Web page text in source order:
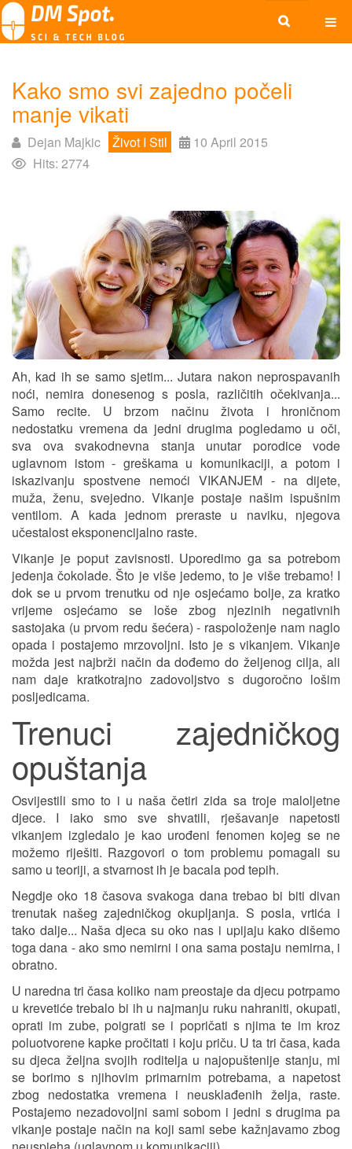
Kako smo svi zajedno počeli
manje vikati
Dejan Majkic Život I Stil
10 April 2015
Hits: 2774
Ah, kad ih se samo sjetim... Jutara nakon neprospavanih
noći, nemira donesenog s posla, različitih očekivanja...
Samo recite. U brzom načinu života i hroničnom
nedostatku vremena da jedni drugima pogledamo u oči,
sva ova svakodnevna stanja unutar porodice vode
uglavnom istom - greškama u komunikaciji, a potom i
iskazivanju spostvene nemoći VIKANJEM - na dijete,
muža, ženu, svejedno. Vikanje postaje našim ispušnim
ventilom. A kada jednom preraste u naviku, njegova
učestalost eksponencijalno raste.
Vikanje je poput zavisnosti. Uporedimo ga sa potrebom
jedenja čokolade. Što je više jedemo, to je više trebamo! I
dok se u prvom trenutku od nje osjećamo bolje, za kratko
vrijeme osjećamo se loše zbog njezinih negativnih
sastojaka (u prvom redu šećera) - raspoloženje nam naglo
opada i postajemo mrzovoljni. Isto je s vikanjem. Vikanje
možda jest najbrži način da dođemo do željenog cilja, ali
nam daje kratkotrajno zadovoljstvo s dugoročno lošim
posljedicama.
Trenuci zajedničkog
opuštanja
Osvijestili smo to i u naša četiri zida sa troje maloljetne
djece. I iako smo sve shvatili, rješavanje napetosti
vikanjem izgledalo je kao urođeni fenomen kojeg se ne
možemo riješiti. Razgovori o tom problemu pomagali su
samo u teoriji, a stvarnost ih je bacala pod tepih.
Negdje oko 18 časova svakoga dana trebao bi biti divan
trenutak našeg zajedničkog okupljanja. S posla, vrtića i
tako dalje... Naša djeca su oko nas i upijaju kako dišemo
toga dana - ako smo nemirni i ona sama postaju nemirna, i
obratno.
U naredna tri časa koliko nam preostaje da djecu potrpamo
u krevetiće trebalo bi ih u najmanju ruku nahraniti, okupati,
oprati im zube, poigrati se i popričati s njima te im kroz
poluotvorene kapke pročitati i koju priču. U ta tri časa, kada
su djeca željna svojih roditelja u najopuštenije stanju, mi
se borimo s njihovim primarnim potrebama, a napetost
zbog nedostatka vremena i neusklađenih želja, raste.
Postajemo nezadovoljni sami sobom i jedni s drugima pa
vikanje postaje način na koji sami sebe kažnjavamo zbog